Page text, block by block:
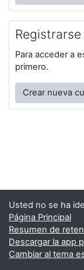
Para acceder a
primero.
Crear nueva
Usted no se ha
Página Principal
Resumen de
Descargar la app
Cambiar al tema